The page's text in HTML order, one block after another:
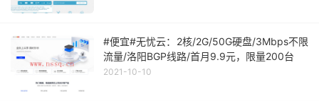
#便宜#无忧云：2核/2G/50G硬盘/3Mbps不限
流量/洛阳BGP线路/首月9.9元，限量200台
2021-10-10